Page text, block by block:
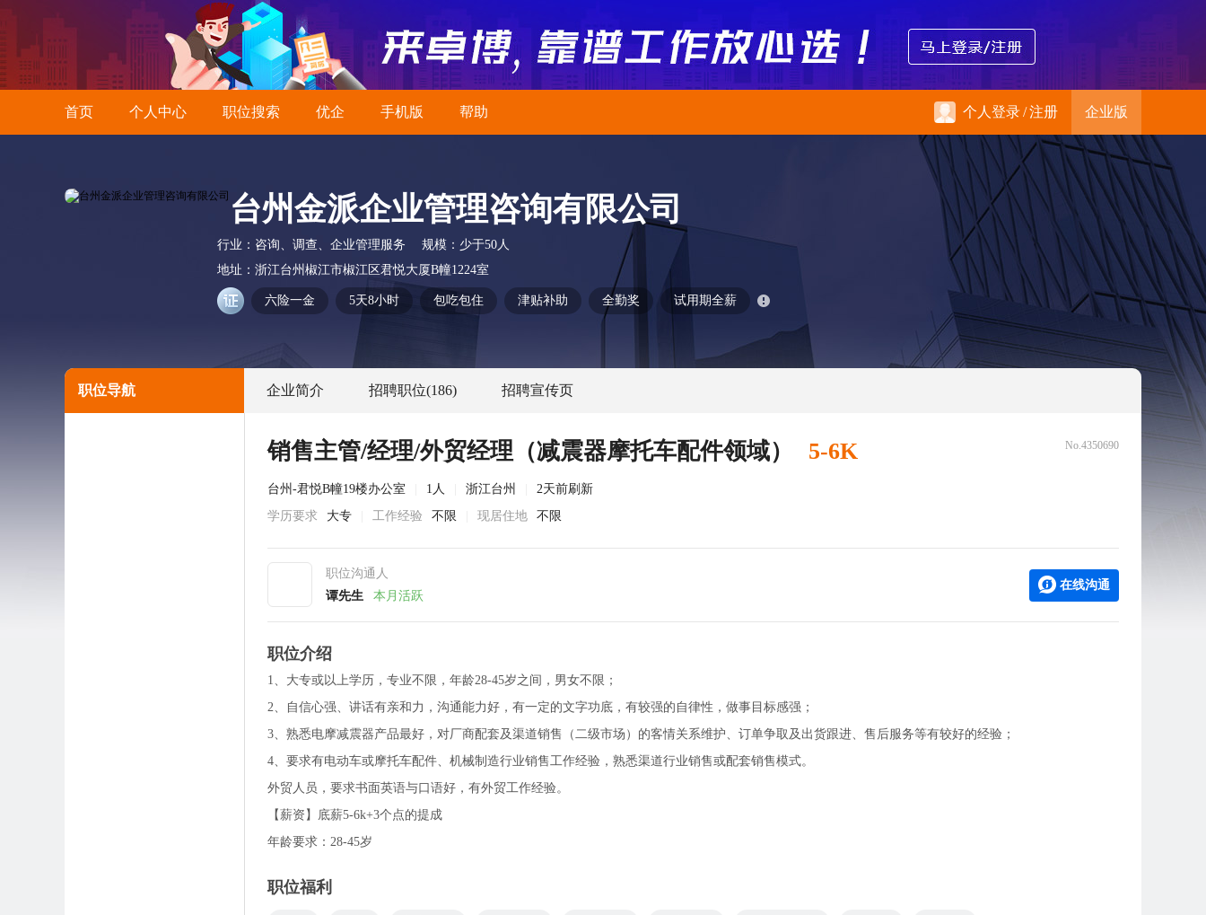
首页 个人中心 职位搜索 优企 手机版 帮助 个人登录/注册 企业版
台州金派企业管理咨询有限公司
行业： 咨询、调查、企业管理服务 规模： 少于50人
地址： 浙江台州椒江市椒江区君悦大厦B幢1224室
六险一金 5天8小时 包吃包住 津贴补助 全勤奖 试用期全薪
职位导航 企业简介 招聘职位(186) 招聘宣传页
销售主管/经理/外贸经理（减震器摩托车配件领域） 5-6K No.4350690
台州-君悦B幢19楼办公室 1人 浙江台州
2天前刷新
学历要求
大专 工作经验 不限 现居住地 不限
职位沟通人
谭先生
本月活跃
在线沟通
职位介绍
1、大专或以上学历，专业不限，年龄28-45岁之间，男女不限；
2、自信心强、讲话有亲和力，沟通能力好，有一定的文字功底，有较强的自律性，做事目标感强；
3、熟悉电摩减震器产品最好，对厂商配套及渠道销售（二级市场）的客情关系维护、订单争取及出货跟进、售后服务等有较好的经验；
4、要求有电动车或摩托车配件、机械制造行业销售工作经验，熟悉渠道行业销售或配套销售模式。
外贸人员，要求书面英语与口语好，有外贸工作经验。
【薪资】底薪5-6k+3个点的提成
年龄要求：28-45岁
职位福利